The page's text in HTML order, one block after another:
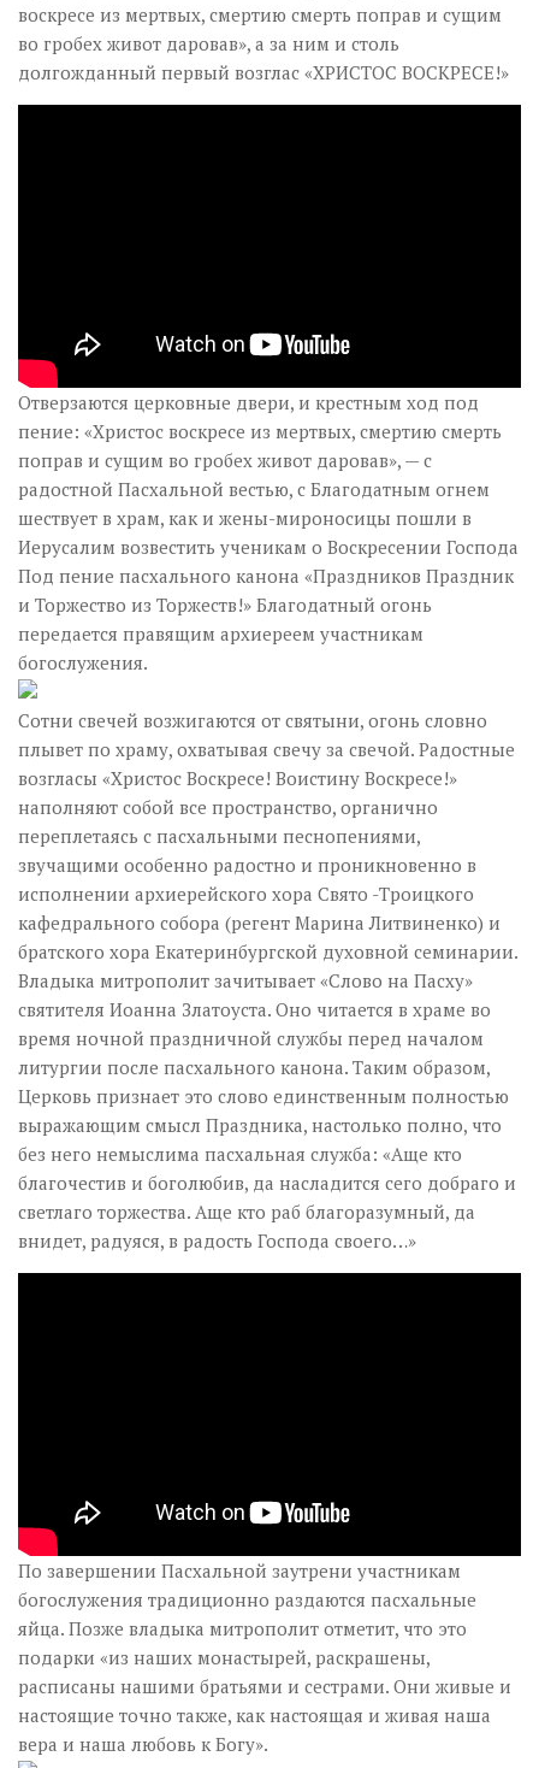
воскресе из мертвых, смертию смерть поправ и сущим
во гробех живот даровав», а за ним и столь
долгожданный первый возглас «ХРИСТОС ВОСКРЕСЕ!»
Отверзаются церковные двери, и крестным ход под
пение: «Христос воскресе из мертвых, смертию смерть
поправ и сущим во гробех живот даровав», — с
радостной Пасхальной вестью, с Благодатным огнем
шествует в храм, как и жены-мироносицы пошли в
Иерусалим возвестить ученикам о Воскресении Господа
Под пение пасхального канона «Праздников Праздник
и Торжество из Торжеств!» Благодатный огонь
передается правящим архиереем участникам
богослужения.
Сотни свечей возжигаются от святыни, огонь словно
плывет по храму, охватывая свечу за свечой. Радостные
возгласы «Христос Воскресе! Воистину Воскресе!»
наполняют собой все пространство, органично
переплетаясь с пасхальными песнопениями,
звучащими особенно радостно и проникновенно в
исполнении архиерейского хора Свято -Троицкого
кафедрального собора (регент Марина Литвиненко) и
братского хора Екатеринбургской духовной семинарии.
Владыка митрополит зачитывает «Слово на Пасху»
святителя Иоанна Златоуста. Оно читается в храме во
время ночной праздничной службы перед началом
литургии после пасхального канона. Таким образом,
Церковь признает это слово единственным полностью
выражающим смысл Праздника, настолько полно, что
без него немыслима пасхальная служба: «Аще кто
благочестив и боголюбив, да насладится сего добраго и
светлаго торжества. Аще кто раб благоразумный, да
внидет, радуяся, в радость Господа своего…»
По завершении Пасхальной заутрени участникам
богослужения традиционно раздаются пасхальные
яйца. Позже владыка митрополит отметит, что это
подарки «из наших монастырей, раскрашены,
расписаны нашими братьями и сестрами. Они живые и
настоящие точно также, как настоящая и живая наша
вера и наша любовь к Богу».